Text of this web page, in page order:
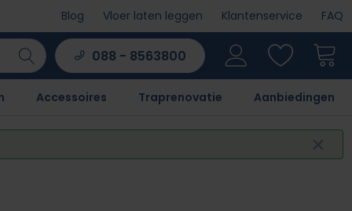
Blog Vloer laten leggen Klantenservice FAQ
088 - 8563800
Accessoires Traprenovatie Aanbiedingen